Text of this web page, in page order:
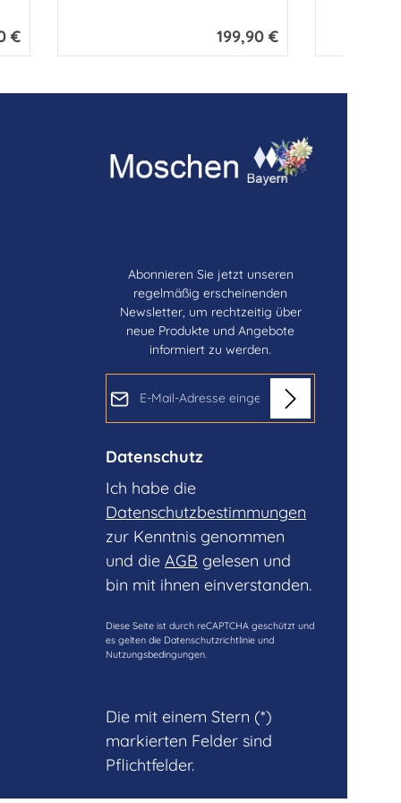
Preis:
€ Regulärer Preis:
199,90 €
Abonnieren Sie jetzt unseren
regelmäßig erscheinenden
Newsletter, um rechtzeitig über
neue Produkte und Angebote
informiert zu werden.
E-Mail-Adresse*
Datenschutz
Ich habe die
Datenschutzbestimmungen
zur Kenntnis genommen
und die AGB gelesen und
bin mit ihnen einverstanden.
Diese Seite ist durch reCAPTCHA geschützt und
es gelten die Datenschutzrichtlinie und
Nutzungsbedingungen.
Die mit einem Stern (*)
markierten Felder sind
Pflichtfelder.